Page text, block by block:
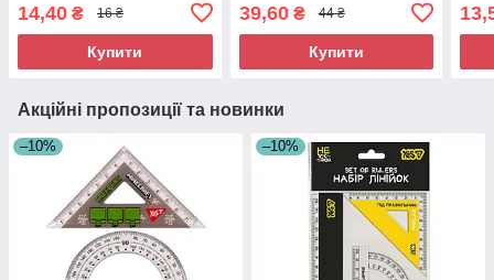
14,40 ₴ 16 ₴
Купити
39,60₴ 44 ₴
Купити
Акційні пропозиції та новинки
–10% –10%